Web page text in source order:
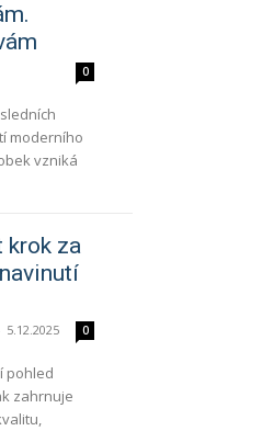
0
moderního
vzniká
krok za
5.12.2025 0
pohled
zahrnuje